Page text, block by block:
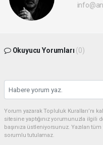
Okuyucu Yorumları (0)
Yorum yazarak Topluluk Kuralları’nı
sitesine yaptığınız yorumunuzla ilgili
başınıza üstleniyorsunuz. Yazılan
sorumlu tutulamaz.